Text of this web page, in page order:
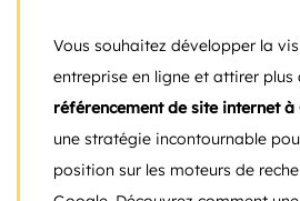
Vous souhaitez développer la
entreprise en ligne et attirer plus
référencement de site internet
une stratégie incontournable
position sur les moteurs de